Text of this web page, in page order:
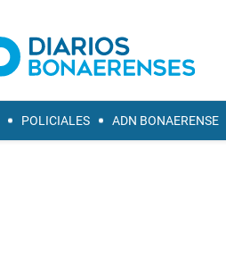
POLICIALES ADN BONAERENSE